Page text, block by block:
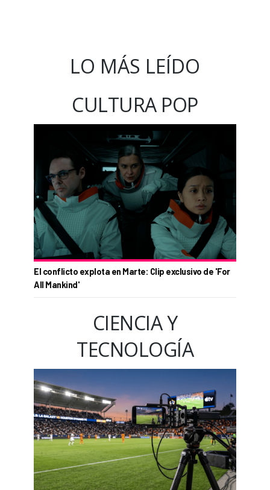
LO MÁS LEÍDO
CULTURA POP
El conflicto explota en Marte: Clip exclusivo de 'For
All Mankind'
CIENCIA Y
TECNOLOGÍA